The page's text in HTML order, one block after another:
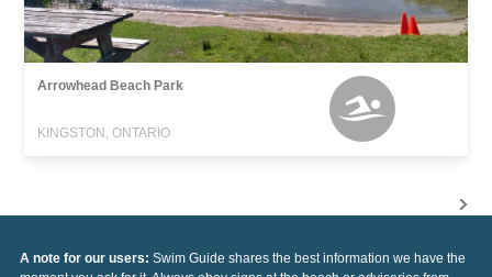
Arrowhead Beach Park
KINGSTON, ONTARIO
A note for our users: Swim Guide shares the best information we have the